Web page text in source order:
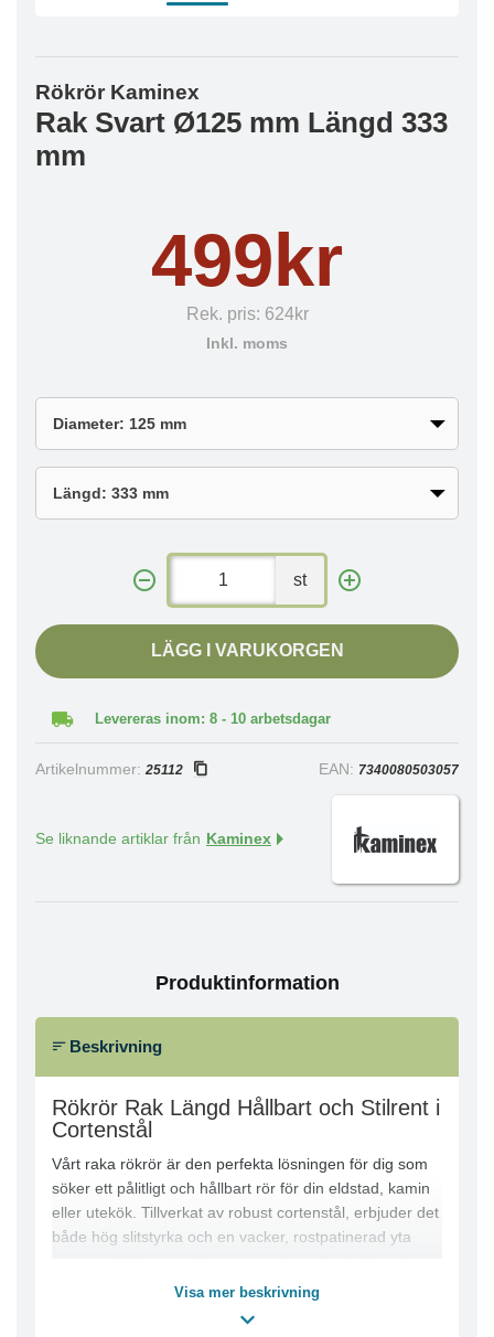
Rökrör Kaminex
Rak Svart Ø125 mm Längd 333
mm
499kr
Rek. pris: 624kr
Inkl. moms
st
LÄGG I VARUKORGEN
Levereras inom: 8 - 10 arbetsdagar
Artikelnummer: 25112 EAN: 7340080503057
Se liknande artiklar från Kaminex
Produktinformation
Beskrivning
Rökrör Rak Längd Hållbart och Stilrent i
Cortenstål
Vårt raka rökrör är den perfekta lösningen för dig som
söker ett pålitligt och hållbart rör för din eldstad, kamin
eller utekök. Tillverkat av robust cortenstål, erbjuder det
både hög slitstyrka och en vacker, rostpatinerad yta
Visa mer beskrivning